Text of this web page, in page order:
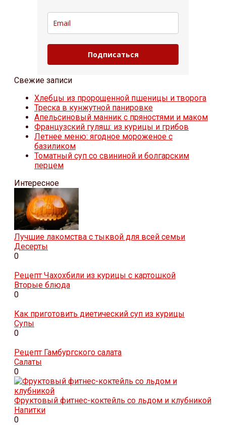
Подписаться
Свежие записи
Хлебцы из пророщенной пшеницы и творога
Треска в кунжутной панировке
Апельсиновый манник с пряностями и маком
Французский гуляш: из курицы и грибов
Летнее меню: ягодное мороженое с
базиликом
Томатный суп со свининой и болгарским
перцем
Интересное
Лучшие лакомства с тыквой для всей семьи
Десерты
0
Рецепт Чахохбили из курицы с картошкой
Вторые блюда
0
Как приготовить диетический суп из курицы
Супы
0
Рецепт Гамбургского салата
Салаты
0
Фруктовый фитнес-коктейль со льдом и клубникой
Напитки
0